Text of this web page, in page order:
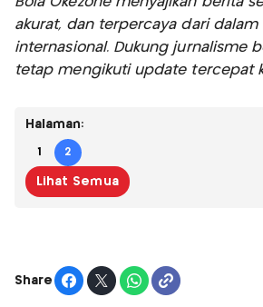
akurat, dan terpercaya dari
internasional. Dukung jurnalisme
tetap mengikuti update tercepat
Halaman:
1 2
Lihat Semua
Share